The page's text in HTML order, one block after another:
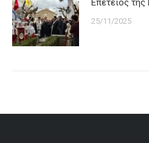
Επέτειος
25/11/2025